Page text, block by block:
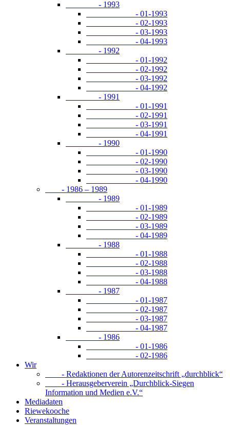
- 1993
- 01-1993
- 02-1993
- 03-1993
- 04-1993
- 1992
- 01-1992
- 02-1992
- 03-1992
- 04-1992
- 1991
- 01-1991
- 02-1991
- 03-1991
- 04-1991
- 1990
- 01-1990
- 02-1990
- 03-1990
- 04-1990
- 1986 – 1989
- 1989
- 01-1989
- 02-1989
- 03-1989
- 04-1989
- 1988
- 01-1988
- 02-1988
- 03-1988
- 04-1988
- 1987
- 01-1987
- 02-1987
- 03-1987
- 04-1987
- 1986
- 01-1986
- 02-1986
Wir
- Redaktionen der Autorenzeitschrift „durchblick“
- Herausgeberverein „Durchblick-Siegen
Information und Medien e.V.“
Mediadaten
Riewekooche
Veranstaltungen